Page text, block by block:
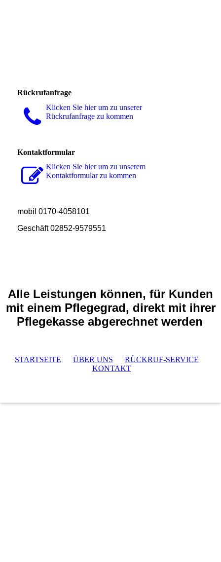
Rückrufanfrage
Klicken Sie hier um zu unserer
Rückrufanfrage zu kommen
Kontaktformular
Klicken Sie hier um zu unserem
Kon­takt­for­mu­lar zu kommen
mobil 0170-4058101
Geschäft 02852-9579551
Alle Leistungen können, für Kunden
mit einem Pflegegrad, direkt mit ihrer
Pflegekasse abgerechnet werden
STARTSEITE ÜBER UNS
RÜCKRUF-SERVICE
KONTAKT